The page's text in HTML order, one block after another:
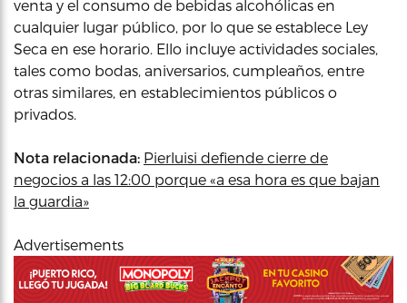
venta y el consumo de bebidas alcohólicas en
cualquier lugar público, por lo que se establece Ley
Seca en ese horario. Ello incluye actividades sociales,
tales como bodas, aniversarios, cumpleaños, entre
otras similares, en establecimientos públicos o
privados.
Nota relacionada: Pierluisi defiende cierre de
negocios a las 12:00 porque «a esa hora es que bajan
la guardia»
Advertisements